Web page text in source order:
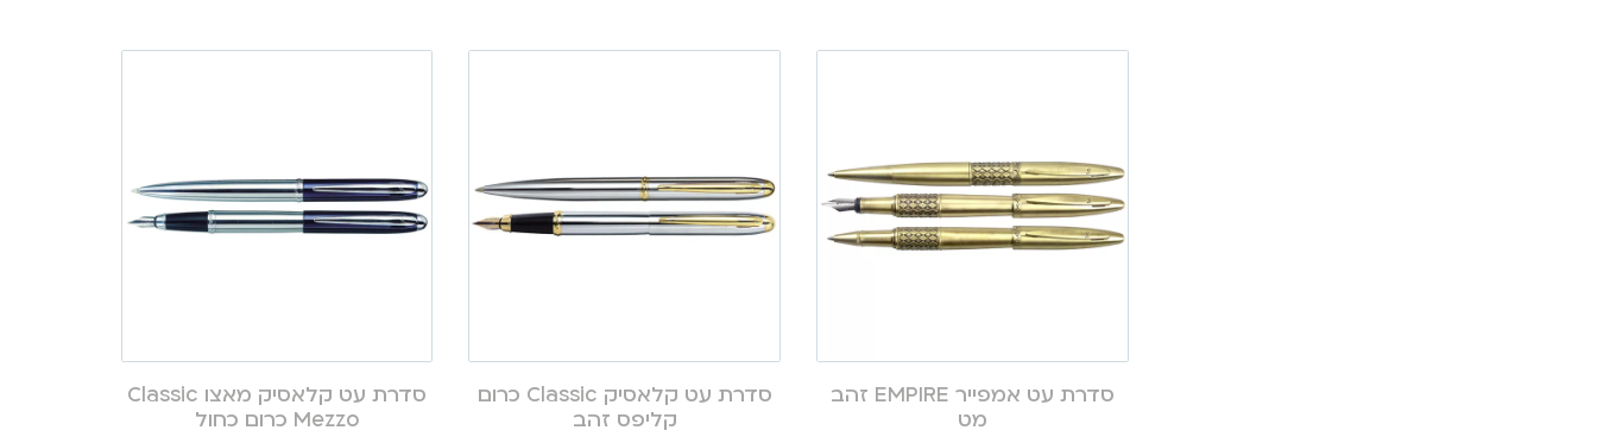
סדרת עט אמפייר EMPIRE זהב
מט
סדרת עט קלאסיק Classic כרום
קליפס זהב
סדרת עט קלאסיק מאצו Classic
Mezzo כרום כחול